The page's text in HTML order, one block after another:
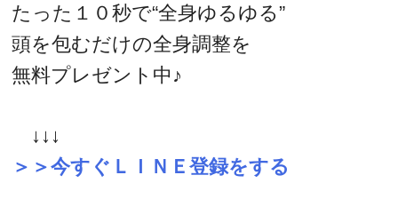
たった１０秒で“全身ゆるゆる”
頭を包むだけの全身調整を
無料プレゼント中♪
↓↓↓
＞＞今すぐＬＩＮＥ登録をする